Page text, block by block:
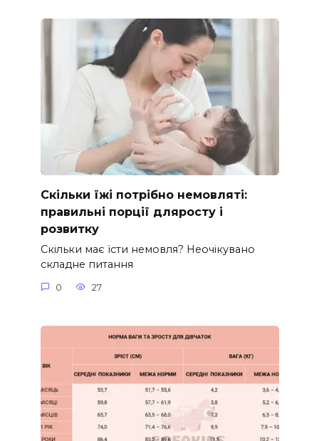
Скільки їжі потрібно немовляті:
правильні порції дляросту і
розвитку
Скільки має їсти немовля? Неочікувано
складне питання
0 27